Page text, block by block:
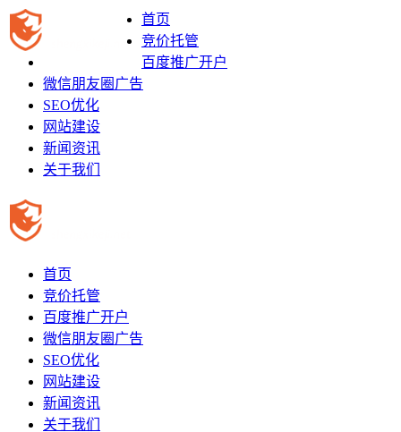
首页
竞价托管
百度推广开户
微信朋友圈广告
SEO优化
网站建设
新闻资讯
关于我们
首页
竞价托管
百度推广开户
微信朋友圈广告
SEO优化
网站建设
新闻资讯
关于我们